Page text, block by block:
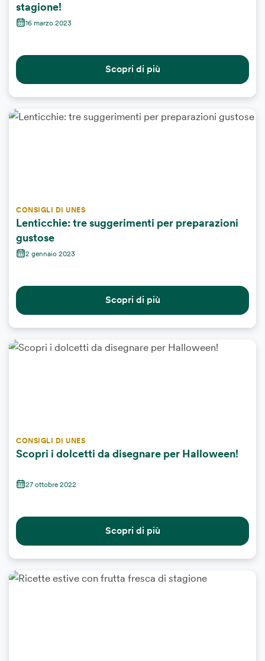
stagione!
16 marzo 2023
Scopri di più
CONSIGLI DI UNES
Lenticchie: tre suggerimenti per preparazioni
gustose
2 gennaio 2023
Scopri di più
CONSIGLI DI UNES
Scopri i dolcetti da disegnare per Halloween!
27 ottobre 2022
Scopri di più